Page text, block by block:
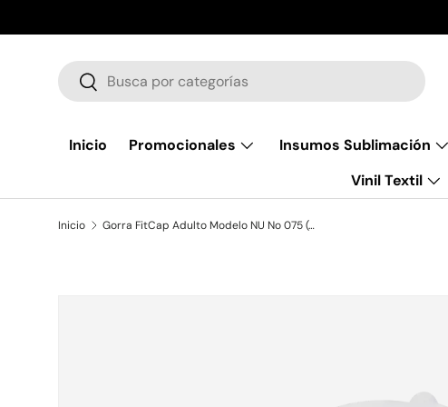
Ir al contenido
Buscar
Buscar
Inicio Promocionales Insumos Sublimación
Vinil Textil
Inicio Gorra FitCap Adulto Modelo NU No 075 (Caja de 6 pzas)